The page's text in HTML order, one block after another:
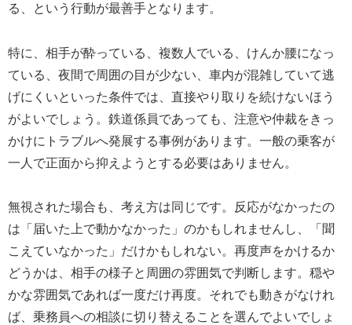
る、という行動が最善手となります。
特に、相手が酔っている、複数人でいる、けんか腰になっ
ている、夜間で周囲の目が少ない、車内が混雑していて逃
げにくいといった条件では、直接やり取りを続けないほう
がよいでしょう。鉄道係員であっても、注意や仲裁をきっ
かけにトラブルへ発展する事例があります。一般の乗客が
一人で正面から抑えようとする必要はありません。
無視された場合も、考え方は同じです。反応がなかったの
は「届いた上で動かなかった」のかもしれませんし、「聞
こえていなかった」だけかもしれない。再度声をかけるか
どうかは、相手の様子と周囲の雰囲気で判断します。穏や
かな雰囲気であれば一度だけ再度。それでも動きがなけれ
ば、乗務員への相談に切り替えることを選んでよいでしょ